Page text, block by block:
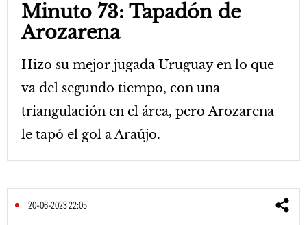
Minuto 73: Tapadón de
Arozarena
Hizo su mejor jugada Uruguay en lo que
va del segundo tiempo, con una
triangulación en el área, pero Arozarena
le tapó el gol a Araújo.
20-06-2023 22:05